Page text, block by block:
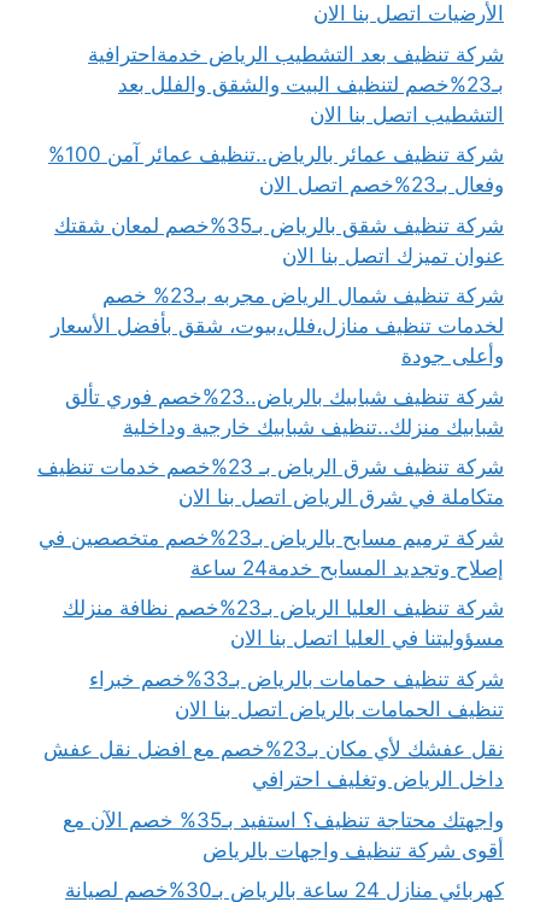
الأرضيات اتصل بنا الان
شركة تنظيف بعد التشطيب الرياض خدمةاحترافية
بـ23%خصم لتنظيف البيت والشقق والفلل بعد
التشطيب اتصل بنا الان
شركة تنظيف عمائر بالرياض..تنظيف عمائر آمن 100%
وفعال بـ23%خصم اتصل الان
شركة تنظيف شقق بالرياض بـ35%خصم لمعان شقتك
عنوان تميزك اتصل بنا الان
شركة تنظيف شمال الرياض مجربه بـ23% خصم
لخدمات تنظيف منازل،فلل،بيوت، شقق بأفضل الأسعار
وأعلى جودة
شركة تنظيف شبابيك بالرياض..23%خصم فوري تألق
شبابيك منزلك..تنظيف شبابيك خارجية وداخلية
شركة تنظيف شرق الرياض بـ 23%خصم خدمات تنظيف
متكاملة في شرق الرياض اتصل بنا الان
شركة ترميم مسابح بالرياض بـ23%خصم متخصصين في
إصلاح وتجديد المسابح خدمة24 ساعة
شركة تنظيف العليا الرياض بـ23%خصم نظافة منزلك
مسؤوليتنا في العليا اتصل بنا الان
شركة تنظيف حمامات بالرياض بـ33%خصم خبراء
تنظيف الحمامات بالرياض اتصل بنا الان
نقل عفشك لأي مكان بـ23%خصم مع افضل نقل عفش
داخل الرياض وتغليف احترافي
واجهتك محتاجة تنظيف؟ استفيد بـ35% خصم الآن مع
أقوى شركة تنظيف واجهات بالرياض
كهربائي منازل 24 ساعة بالرياض بـ30%خصم لصيانة